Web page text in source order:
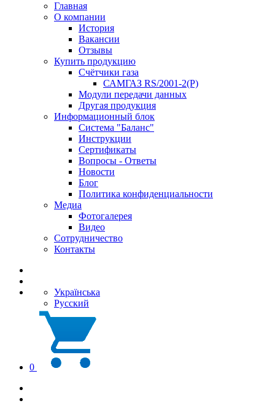
Главная
О компании
История
Вакансии
Отзывы
Купить продукцию
Счётчики газа
САМГАЗ RS/2001-2(Р)
Модули передачи данных
Другая продукция
Информационный блок
Система "Баланс"
Инструкции
Cертификаты
Вопросы - Ответы
Новости
Блог
Политика конфиденциальности
Медиа
Фотогалерея
Видео
Сотрудничество
Контакты
Українська
Русский
0